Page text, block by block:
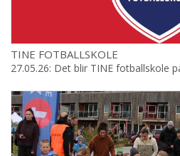
TINE FOTBALLSKOLE
27.05.26: Det blir TINE fotballskole